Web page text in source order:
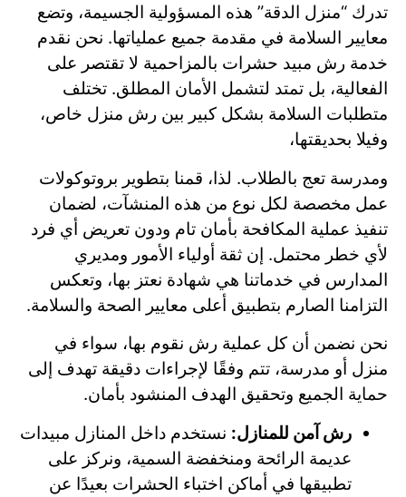
تدرك “منزل الدقة” هذه المسؤولية الجسيمة، وتضع
معايير السلامة في مقدمة جميع عملياتها. نحن نقدم
خدمة رش مبيد حشرات بالمزاحمية لا تقتصر على
الفعالية، بل تمتد لتشمل الأمان المطلق. تختلف
متطلبات السلامة بشكل كبير بين رش منزل خاص،
وفيلا بحديقتها،
ومدرسة تعج بالطلاب. لذا، قمنا بتطوير بروتوكولات
عمل مخصصة لكل نوع من هذه المنشآت، لضمان
تنفيذ عملية المكافحة بأمان تام ودون تعريض أي فرد
لأي خطر محتمل. إن ثقة أولياء الأمور ومديري
المدارس في خدماتنا هي شهادة نعتز بها، وتعكس
التزامنا الصارم بتطبيق أعلى معايير الصحة والسلامة.
نحن نضمن أن كل عملية رش نقوم بها، سواء في
منزل أو مدرسة، تتم وفقًا لإجراءات دقيقة تهدف إلى
حماية الجميع وتحقيق الهدف المنشود بأمان.
رش آمن للمنازل: نستخدم داخل المنازل مبيدات
عديمة الرائحة ومنخفضة السمية، ونركز على
تطبيقها في أماكن اختباء الحشرات بعيدًا عن